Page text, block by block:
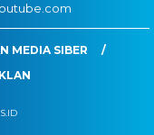
MEDIA SIBER